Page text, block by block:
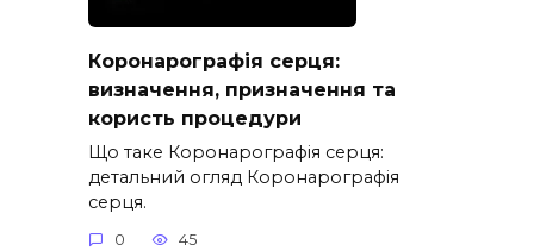
Коронарографія серця:
визначення, призначення та
користь процедури
Що таке Коронарографія серця:
детальний огляд Коронарографія
серця.
0 45